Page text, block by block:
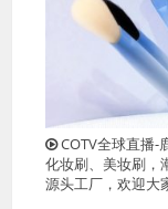
COTV全球直播-
化妆刷、美妆刷，
源头工厂，欢迎大